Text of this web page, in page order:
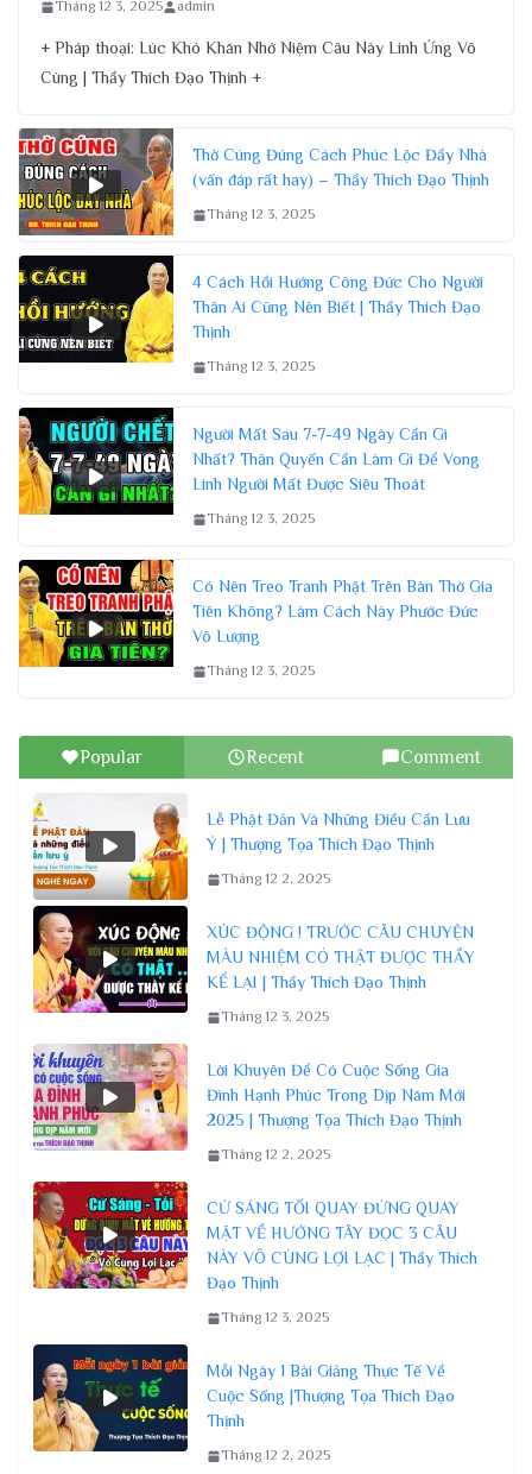
Tháng 12 3, 2025 admin
+ Pháp thoại: Lúc Khó Khăn Nhớ Niệm Câu Này Linh Ứng Vô
Cùng | Thầy Thích Đạo Thịnh +
Thờ Cúng Đúng Cách Phúc Lộc Đầy Nhà
(vấn đáp rất hay) – Thầy Thích Đạo Thịnh
Tháng 12 3, 2025
4 Cách Hồi Hướng Công Đức Cho Người
Thân Ai Cũng Nên Biết | Thầy Thích Đạo
Thịnh
Tháng 12 3, 2025
Người Mất Sau 7-7-49 Ngày Cần Gì
Nhất? Thân Quyến Cần Làm Gì Để Vong
Linh Người Mất Được Siêu Thoát
Tháng 12 3, 2025
Có Nên Treo Tranh Phật Trên Bàn Thờ Gia
Tiên Không? Làm Cách Này Phước Đức
Vô Lượng
Tháng 12 3, 2025
Popular Recent Comment
Lễ Phật Đản Và Những Điều Cần Lưu
Ý | Thượng Tọa Thích Đạo Thịnh
Tháng 12 2, 2025
XÚC ĐỘNG ! TRƯỚC CÂU CHUYỆN
MÀU NHIỆM CÓ THẬT ĐƯỢC THẦY
KỂ LẠI | Thầy Thích Đạo Thịnh
Tháng 12 3, 2025
Lời Khuyên Để Có Cuộc Sống Gia
Đình Hạnh Phúc Trong Dịp Năm Mới
2025 | Thượng Tọa Thích Đạo Thịnh
Tháng 12 2, 2025
CỨ SÁNG TỐI QUAY ĐỨNG QUAY
MẶT VỀ HƯỚNG TÂY ĐỌC 3 CÂU
NÀY VÔ CÙNG LỢI LẠC | Thầy Thích
Đạo Thịnh
Tháng 12 3, 2025
Mỗi Ngày 1 Bài Giảng Thực Tế Về
Cuộc Sống |Thượng Tọa Thích Đạo
Thịnh
Tháng 12 2, 2025